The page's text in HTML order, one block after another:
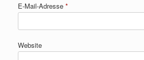
E-Mail-Adresse *
Website